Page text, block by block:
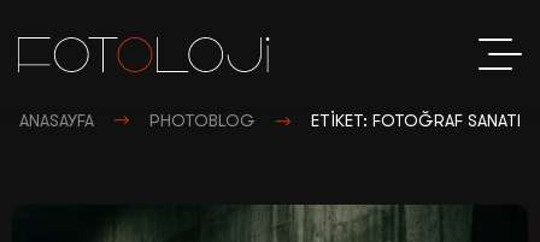
ANASAYFA PHOTOBLOG
ETIKET: FOTOĞRAF SANATI